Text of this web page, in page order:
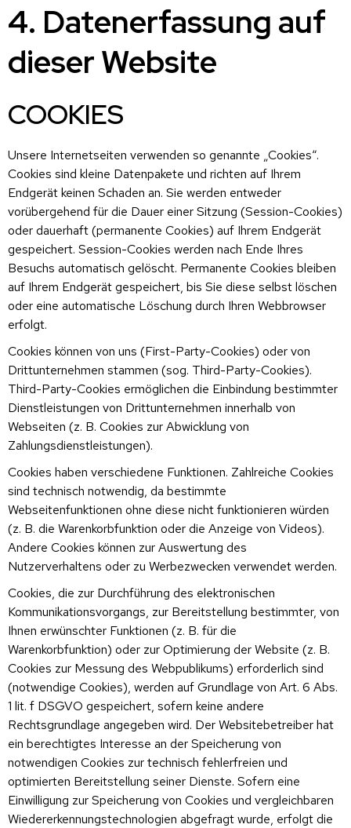
4. Datenerfassung auf
dieser Website
COOKIES
Unsere Internetseiten verwenden so genannte „Cookies“.
Cookies sind kleine Datenpakete und richten auf Ihrem
Endgerät keinen Schaden an. Sie werden entweder
vorübergehend für die Dauer einer Sitzung (Session-Cookies)
oder dauerhaft (permanente Cookies) auf Ihrem Endgerät
gespeichert. Session-Cookies werden nach Ende Ihres
Besuchs automatisch gelöscht. Permanente Cookies bleiben
auf Ihrem Endgerät gespeichert, bis Sie diese selbst löschen
oder eine automatische Löschung durch Ihren Webbrowser
erfolgt.
Cookies können von uns (First-Party-Cookies) oder von
Drittunternehmen stammen (sog. Third-Party-Cookies).
Third-Party-Cookies ermöglichen die Einbindung bestimmter
Dienstleistungen von Drittunternehmen innerhalb von
Webseiten (z. B. Cookies zur Abwicklung von
Zahlungsdienstleistungen).
Cookies haben verschiedene Funktionen. Zahlreiche Cookies
sind technisch notwendig, da bestimmte
Webseitenfunktionen ohne diese nicht funktionieren würden
(z. B. die Warenkorbfunktion oder die Anzeige von Videos).
Andere Cookies können zur Auswertung des
Nutzerverhaltens oder zu Werbezwecken verwendet werden.
Cookies, die zur Durchführung des elektronischen
Kommunikationsvorgangs, zur Bereitstellung bestimmter, von
Ihnen erwünschter Funktionen (z. B. für die
Warenkorbfunktion) oder zur Optimierung der Website (z. B.
Cookies zur Messung des Webpublikums) erforderlich sind
(notwendige Cookies), werden auf Grundlage von Art. 6 Abs.
1 lit. f DSGVO gespeichert, sofern keine andere
Rechtsgrundlage angegeben wird. Der Websitebetreiber hat
ein berechtigtes Interesse an der Speicherung von
notwendigen Cookies zur technisch fehlerfreien und
optimierten Bereitstellung seiner Dienste. Sofern eine
Einwilligung zur Speicherung von Cookies und vergleichbaren
Wiedererkennungstechnologien abgefragt wurde, erfolgt die